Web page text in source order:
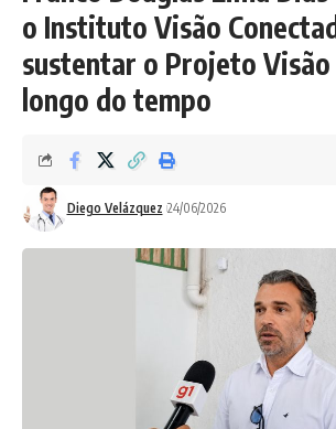
o Instituto Visão
sustentar o Projeto Visão
longo do tempo
Diego Velázquez 24/06/2026